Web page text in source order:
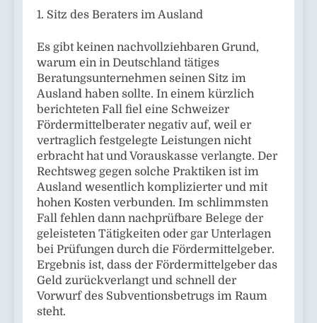
1. Sitz des Beraters im Ausland
Es gibt keinen nachvollziehbaren Grund,
warum ein in Deutschland tätiges
Beratungsunternehmen seinen Sitz im
Ausland haben sollte. In einem kürzlich
berichteten Fall fiel eine Schweizer
Fördermittelberater negativ auf, weil er
vertraglich festgelegte Leistungen nicht
erbracht hat und Vorauskasse verlangte. Der
Rechtsweg gegen solche Praktiken ist im
Ausland wesentlich komplizierter und mit
hohen Kosten verbunden. Im schlimmsten
Fall fehlen dann nachprüfbare Belege der
geleisteten Tätigkeiten oder gar Unterlagen
bei Prüfungen durch die Fördermittelgeber.
Ergebnis ist, dass der Fördermittelgeber das
Geld zurückverlangt und schnell der
Vorwurf des Subventionsbetrugs im Raum
steht.